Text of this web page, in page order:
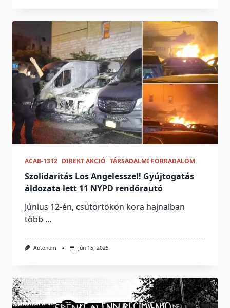
ACAB-1312 DIREKT AKCIÓ TÁRSADALMI FORRADALOM
Szolidaritás Los Angelesszel! Gyújtogatás
áldozata lett 11 NYPD rendőrautó
Június 12-én, csütörtökön kora hajnalban
több ...
Autonom Jún 15, 2025